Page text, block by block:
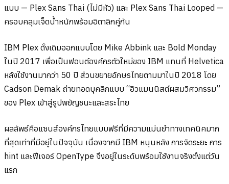
แบบ — Plex Sans Thai (ไม่มีหัว) และ Plex Sans Thai Looped —
ครอบคลุมเจ็ดน้ำหนักพร้อมอิตาลิกคู่กัน
IBM Plex ดั้งเดิมออกแบบโดย Mike Abbink และ Bold Monday
ในปี 2017 เพื่อเป็นฟอนต์องค์กรตัวใหม่ของ IBM แทนที่ Helvetica
หลังใช้งานมากว่า 50 ปี ส่วนขยายอักษรไทยตามมาในปี 2018 โดย
Cadson Demak ถ่ายทอดบุคลิกแบบ “ฮิวแมนนิสต์ผสมวิศวกรรม”
ของ Plex เข้าสู่รูปพยัญชนะและสระไทย
ผลลัพธ์คือแซนส์องค์กรไทยแบบฟรีที่มีความแม่นยำทางเทคนิคมาก
ที่สุดเท่าที่มีอยู่ในปัจจุบัน เนื่องจากมี IBM หนุนหลัง การจัดระยะ การ
hint และฟีเจอร์ OpenType จึงอยู่ในระดับพร้อมใช้งานจริงตั้งแต่วัน
แรก